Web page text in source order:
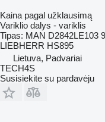
Kaina pagal užklausimą
Variklio dalys - variklis
Tipas: MAN D2842LE103
LIEBHERR HS895
Lietuva, Padvariai
TECH4S
Susisiekite su pardavėju